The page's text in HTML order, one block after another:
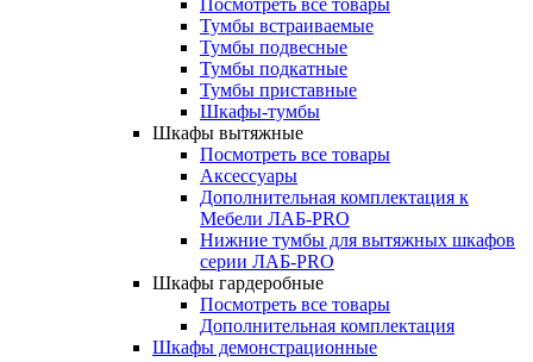
Посмотреть все товары
Тумбы встраиваемые
Тумбы подвесные
Тумбы подкатные
Тумбы приставные
Шкафы-тумбы
Шкафы вытяжные
Посмотреть все товары
Аксессуары
Дополнительная комплектация к
Мебели ЛАБ-PRO
Нижние тумбы для вытяжных шкафов
серии ЛАБ-PRO
Шкафы гардеробные
Посмотреть все товары
Дополнительная комплектация
Шкафы демонстрационные